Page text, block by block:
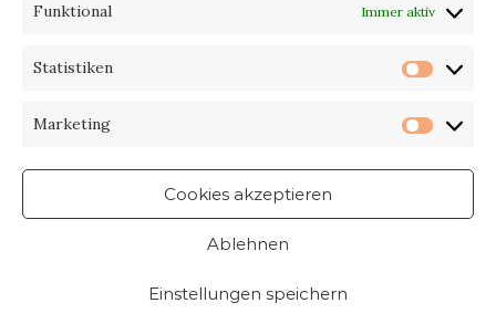
Funktional Immer aktiv
Statistiken
Marketing
Cookies akzeptieren
Ablehnen
Einstellungen speichern